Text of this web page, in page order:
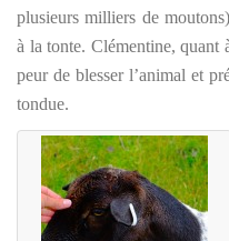
plusieurs milliers de
à la tonte. Clémentine, quant
peur de blesser l’animal et
tondue.